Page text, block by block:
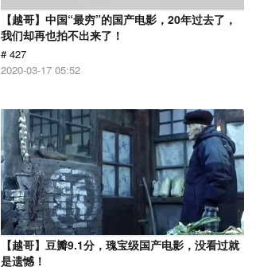
【越哥】中国“最穷”的国产电影，20年过去了，
我们却再也拍不出来了！
# 427
2020-03-17 05:52
【越哥】豆瓣9.1分，瑰宝级国产电影，没看过就
是遗憾！